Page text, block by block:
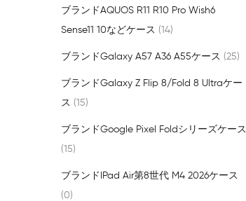
ブランドAQUOS R11 R10 Pro Wish6
Sense11 10などケース
14
ブランドgalaxy A57 A36 A55ケース 25
ブランドgalaxy Z Flip 8/fold 8 Ultraケー
ス
15
ブランドGoogle Pixel Foldシリーズケース
15
ブランドiPad Air第8世代 M4 2026ケース
0